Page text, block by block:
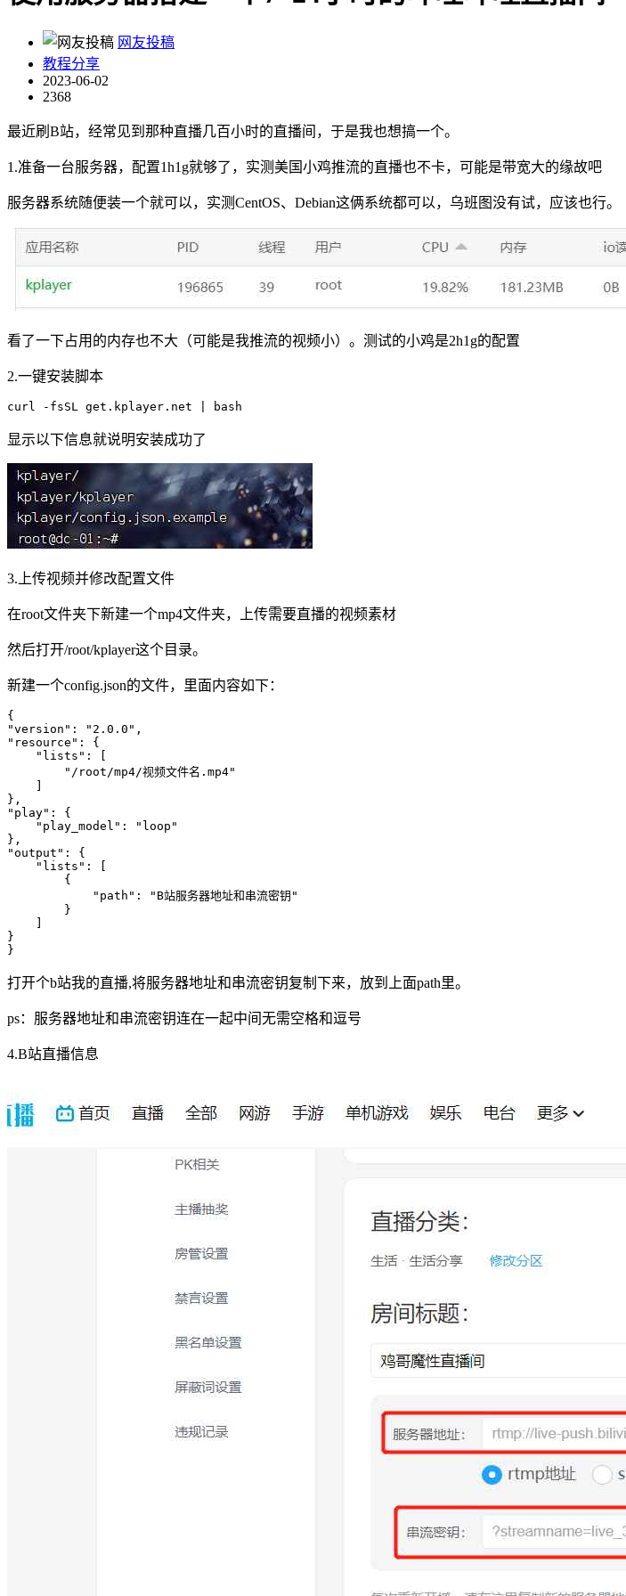
网友投稿
教程分享
2023-06-02
2368
最近刷B站，经常见到那种直播几百小时的直播间，于是我也想搞一个。
1.准备一台服务器，配置1h1g就够了，实测美国小鸡推流的直播也不卡，可能是带宽大的缘故吧
服务器系统随便装一个就可以，实测CentOS、Debian这俩系统都可以，乌班图没有试，应该也行。
看了一下占用的内存也不大（可能是我推流的视频小）。测试的小鸡是2h1g的配置
2.一键安装脚本
curl -fsSL get.kplayer.net | bash
显示以下信息就说明安装成功了
3.上传视频并修改配置文件
在root文件夹下新建一个mp4文件夹，上传需要直播的视频素材
然后打开/root/kplayer这个目录。
新建一个config.json的文件，里面内容如下：
{
"version": "2.0.0",
"resource": {
"lists": [
"/root/mp4/视频文件名.mp4"
},
"play": {
"play_model": "loop"
},
"output": {
"lists": [
{
"path": "B站服务器地址和串流密钥"
}
}
}
打开个b站我的直播,将服务器地址和串流密钥复制下来，放到上面path里。
ps：服务器地址和串流密钥连在一起中间无需空格和逗号
4.B站直播信息